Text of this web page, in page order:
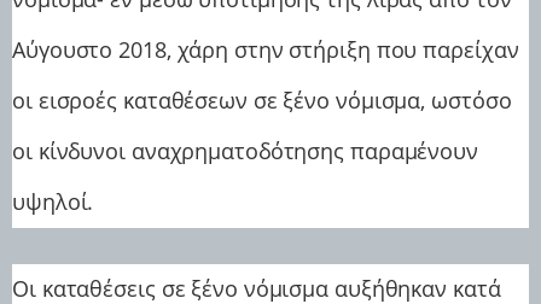
Αύγουστο 2018, χάρη στην στήριξη που παρείχαν
οι εισροές καταθέσεων σε ξένο νόμισμα, ωστόσο
οι κίνδυνοι αναχρηματοδότησης παραμένουν
υψηλοί.
Οι καταθέσεις σε ξένο νόμισμα αυξήθηκαν κατά